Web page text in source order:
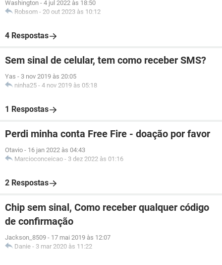
Washington - 4 jul 2022 às 18:50
Robsom - 20 out 2023 às 10:12
4 Respostas
Sem sinal de celular, tem como receber SMS?
Yas - 3 nov 2019 às 20:05
ninha25 - 4 nov 2019 às 05:18
1 Respostas
Perdi minha conta Free Fire - doação por favor
Otavio - 16 jan 2022 às 04:43
Marcioconceicao - 3 dez 2022 às 01:16
2 Respostas
Chip sem sinal, Como receber qualquer código
de confirmação
Jackson_8509 - 17 mai 2019 às 12:07
Danie - 3 mar 2020 às 11:22